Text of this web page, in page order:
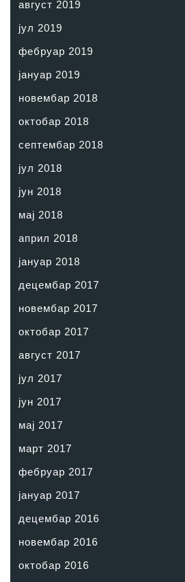
август 2019
јул 2019
фебруар 2019
јануар 2019
новембар 2018
октобар 2018
септембар 2018
јул 2018
јун 2018
мај 2018
април 2018
јануар 2018
децембар 2017
новембар 2017
октобар 2017
август 2017
јул 2017
јун 2017
мај 2017
март 2017
фебруар 2017
јануар 2017
децембар 2016
новембар 2016
октобар 2016